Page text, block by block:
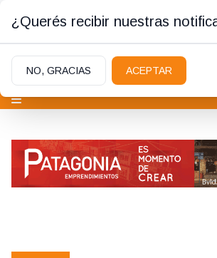
¿Querés recibir nuestras
NO, GRACIAS ACEPTAR